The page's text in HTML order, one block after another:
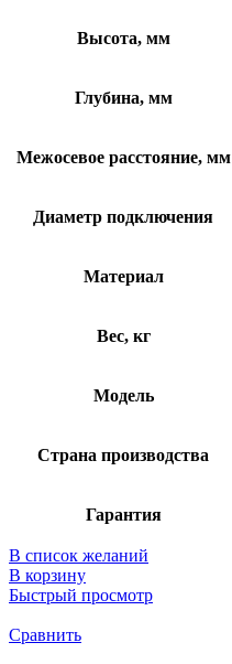
Высота, мм
Глубина, мм
Межосевое расстояние, мм
Диаметр подключения
Материал
Вес, кг
Модель
Страна производства
Гарантия
В список желаний
В корзину
Быстрый просмотр
Сравнить